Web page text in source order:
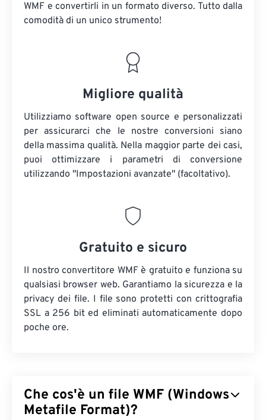
WMF e convertirli in un formato diverso. Tutto dalla
comodità di un unico strumento!
Migliore qualità
Utilizziamo software open source e personalizzati
per assicurarci che le nostre conversioni siano
della massima qualità. Nella maggior parte dei casi,
puoi ottimizzare i parametri di conversione
utilizzando "Impostazioni avanzate" (facoltativo).
Gratuito e sicuro
Il nostro convertitore WMF è gratuito e funziona su
qualsiasi browser web. Garantiamo la sicurezza e la
privacy dei file. I file sono protetti con crittografia
SSL a 256 bit ed eliminati automaticamente dopo
poche ore.
Che cos'è un file WMF (Windows
Metafile Format)?